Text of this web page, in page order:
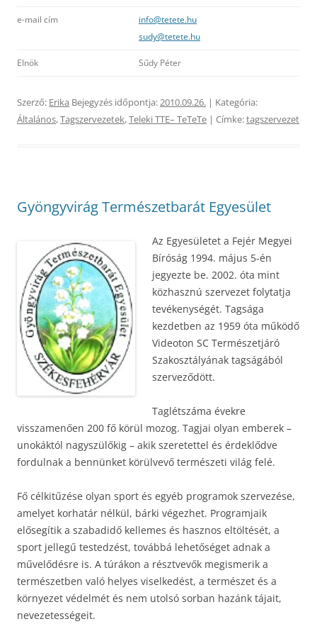
e-mail cím
info@tetete.hu
sudy@tetete.hu
Elnök Sűdy Péter
Szerző: Erika Bejegyzés időpontja: 2010.09.26. | Kategória:
Általános,Tagszervezetek,Teleki TTE– TeTeTe | Címke:tagszervezet
Gyöngyvirág Természetbarát Egyesület
Az Egyesületet a Fejér Megyei
Bíróság 1994. május 5-én
jegyezte be. 2002. óta mint
közhasznú szervezet folytatja
tevékenységét. Tagsága
kezdetben az 1959 óta működő
Videoton SC Természetjáró
Szakosztályának tagságából
szerveződött.
Taglétszáma évekre
visszamenően 200 fő körül mozog. Tagjai olyan emberek –
unokáktól nagyszülőkig – akik szeretettel és érdeklődve
fordulnak a bennünket körülvevő természeti világ felé.
Fő célkitűzése olyan sport és egyéb programok szervezése,
amelyet korhatár nélkül, bárki végezhet. Programjaik
elősegítik a szabadidő kellemes és hasznos eltöltését, a
sport jellegű testedzést, továbbá lehetőséget adnak a
művelődésre is. A túrákon a résztvevők megismerik a
természetben való helyes viselkedést, a természet és a
környezet védelmét és nem utolsó sorban hazánk tájait,
nevezetességeit.